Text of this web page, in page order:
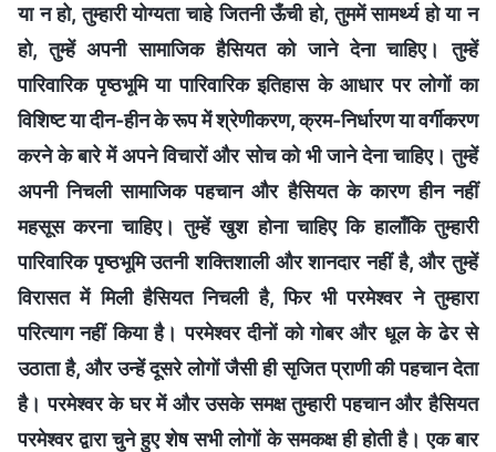
या न हो, तुम्हारी योग्यता चाहे जितनी ऊँची हो, तुममें सामर्थ्य हो या न
हो, तुम्हें अपनी सामाजिक हैसियत को जाने देना चाहिए। तुम्हें
पारिवारिक पृष्ठभूमि या पारिवारिक इतिहास के आधार पर लोगों का
विशिष्ट या दीन-हीन के रूप में श्रेणीकरण, क्रम-निर्धारण या वर्गीकरण
करने के बारे में अपने विचारों और सोच को भी जाने देना चाहिए। तुम्हें
अपनी निचली सामाजिक पहचान और हैसियत के कारण हीन नहीं
महसूस करना चाहिए। तुम्हें खुश होना चाहिए कि हालाँकि तुम्हारी
पारिवारिक पृष्ठभूमि उतनी शक्तिशाली और शानदार नहीं है, और तुम्हें
विरासत में मिली हैसियत निचली है, फिर भी परमेश्वर ने तुम्हारा
परित्याग नहीं किया है। परमेश्वर दीनों को गोबर और धूल के ढेर से
उठाता है, और उन्हें दूसरे लोगों जैसी ही सृजित प्राणी की पहचान देता
है। परमेश्वर के घर में और उसके समक्ष तुम्हारी पहचान और हैसियत
परमेश्वर द्वारा चुने हुए शेष सभी लोगों के समकक्ष ही होती है। एक बार